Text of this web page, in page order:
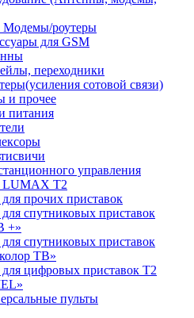
Модемы/роутеры
для GSM
переходники
сотовой связи)
и прочее
питания
управления
Т2
прочих приставок
спутниковых приставок
+»
спутниковых приставок
ТВ»
цифровых приставок Т2
пульты